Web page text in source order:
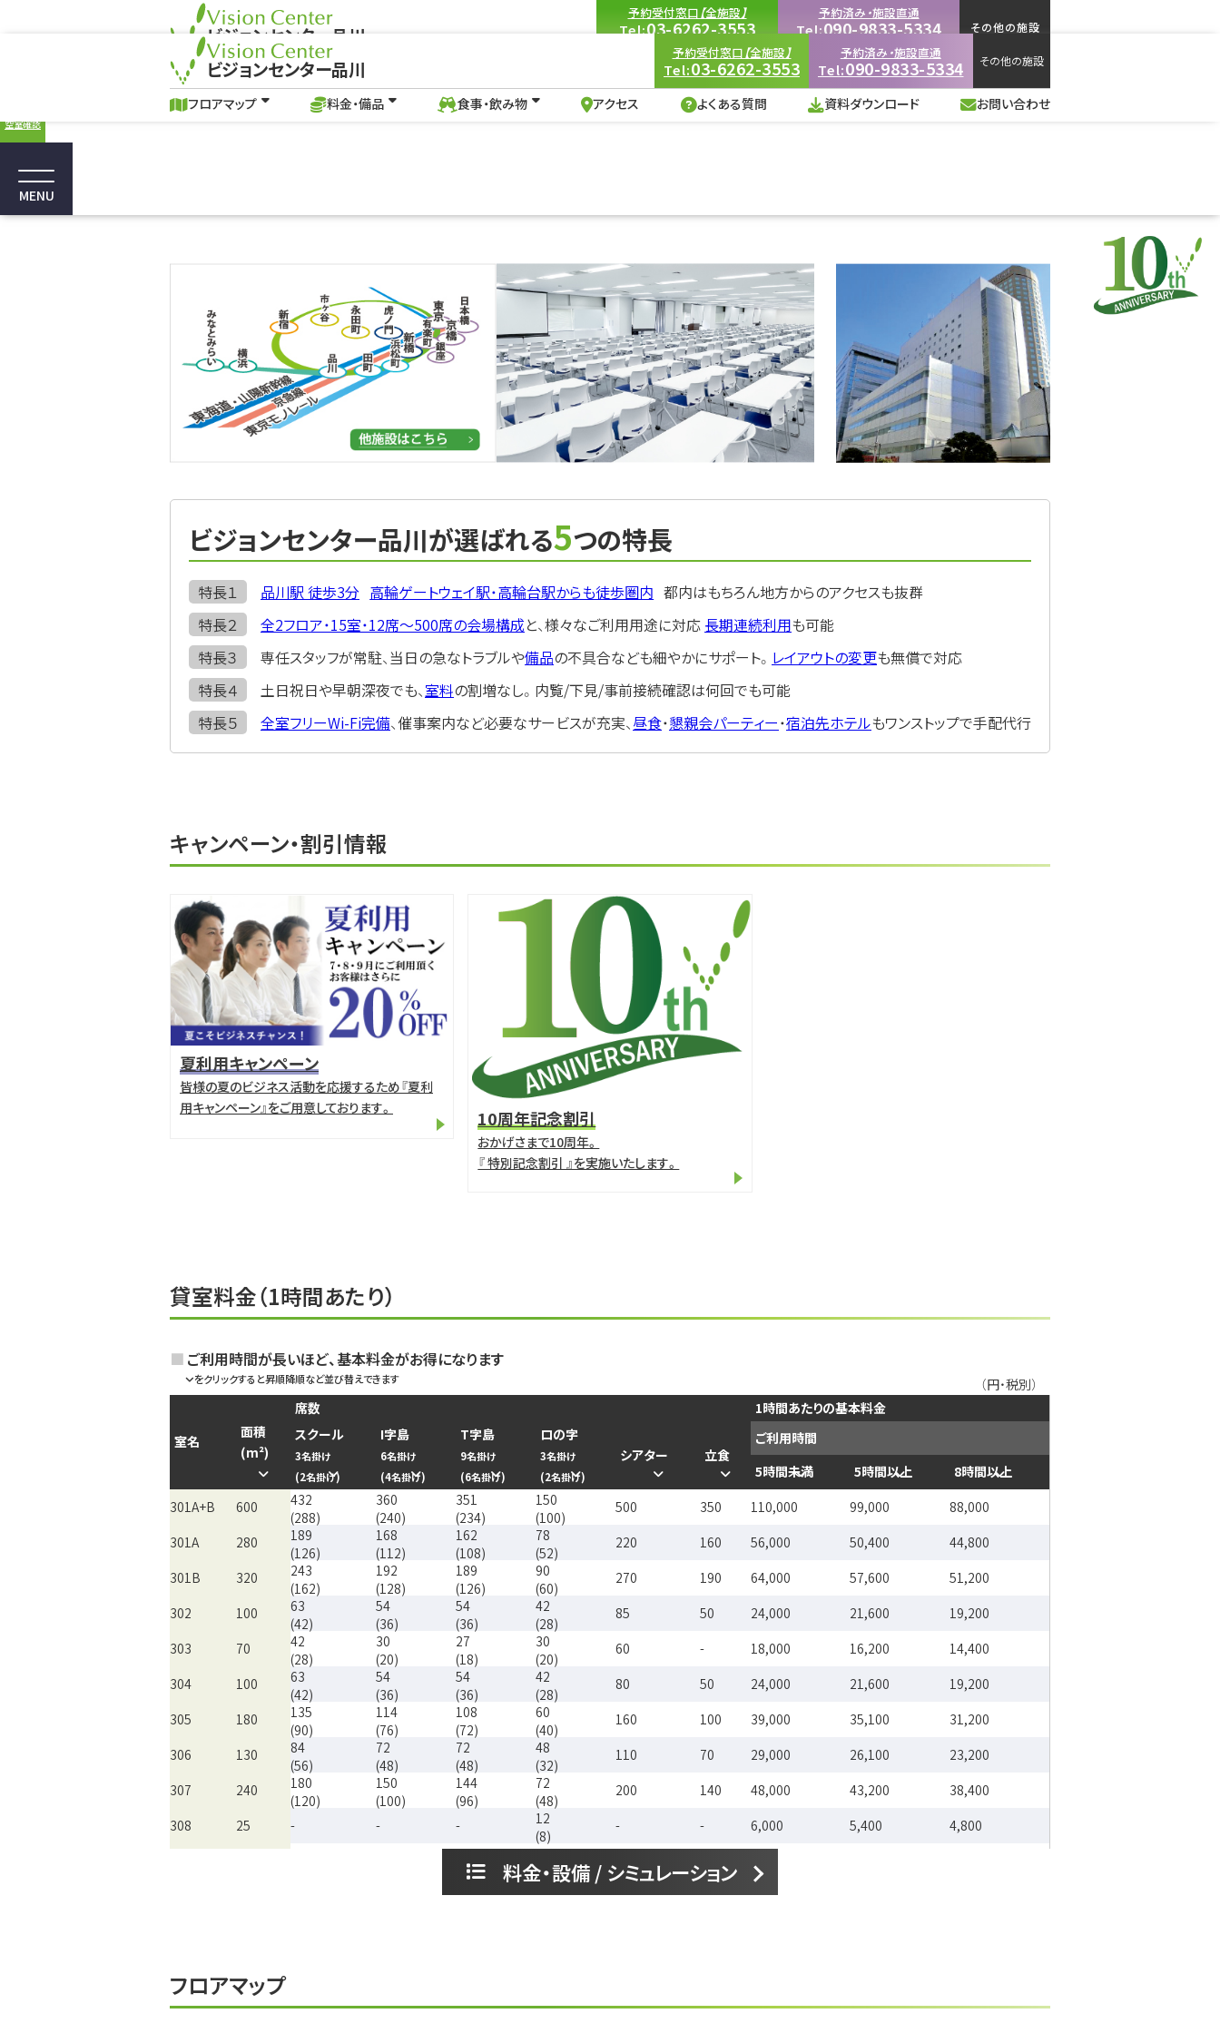
ビジョンセンター品川
予約受付窓口【全施設】
Tel:03-6262-3553
予約済み・施設直通
Tel:090-9833-5334 その他の施設
品川駅の貸し会議室、イベントホール｜ビジョンセンター品川
フロアマップ 料金・備品 よくある質問 資料ダウンロード お問い合わせ
空室確認
MENU
ビジョンセンター品川
予約受付窓口【全施設】
Tel:03-6262-3553
予約済み・施設直通
Tel:090-9833-5334 その他の施設
フロアマップ 料金・備品 食事・飲み物 アクセス よくある質問 資料ダウンロード お問い合わせ
Web会議やIT研修 CBT試験にも
オンラインに強い貸会議室・イベントホール
ビジョンセンター品川が選ばれる5つの特長
特長１ 品川駅 徒歩3分 高輪ゲートウェイ駅・高輪台駅からも徒歩圏内 都内はもちろん地方からのアクセスも抜群
特長２
全2フロア・15室・12席〜500席の会場構成と、様々なご利用用途に対応 長期連続利用も可能
特長３
専任スタッフが常駐、当日の急なトラブルや備品の不具合なども細やかにサポート。 レイアウトの変更も無償で対応
特長４
土日祝日や早朝深夜でも、室料の割増なし。内覧/下見/事前接続確認は何回でも可能
特長５
全室フリーWi-Fi完備、催事案内など必要なサービスが充実、昼食・懇親会パーティー・宿泊先ホテルもワンストップで手配代行
キャンペーン・割引情報
夏利用キャンペーン
皆様の夏のビジネス活動を応援するため『夏利
用キャンペーン』をご用意しております。
10周年記念割引
おかげさまで10周年。
『 特別記念割引 』を実施いたします。
貸室料金（1時間あたり）
ご利用時間が長いほど、基本料金がお得になります
をクリックすると昇順降順など並び替えできます （円・税別）
室名
面積
(m²)
席数
1時間あたりの基本料金
スクール
3名掛け
(2名掛け)
I字島
6名掛け
(4名掛け)
T字島
9名掛け
(6名掛け)
ロの字
3名掛け
(2名掛け)
シアター 立食
ご利用時間
5時間未満
5時間以上
8時間以上
301A+B
600
432
(288)
360
(240)
351
(234)
150
(100)
500 350 110,000 99,000
88,000
301A
280
189
(126)
168
(112)
162
(108)
78
(52)
220 160 56,000 50,400
44,800
301B
320
243
(162)
192
(128)
189
(126)
90
(60)
270 190 64,000 57,600
51,200
302
100
63
(42)
54
(36)
54
(36)
42
(28)
85 50 24,000 21,600
19,200
303
70
42
(28)
30
(20)
27
(18)
30
(20)
60 - 18,000 16,200
14,400
304
100
63
(42)
54
(36)
54
(36)
42
(28)
80 50 24,000 21,600
19,200
305
180
135
(90)
114
(76)
108
(72)
60
(40)
160 100 39,000 35,100
31,200
306
130
84
(56)
72
(48)
72
(48)
48
(32)
110 70 29,000 26,100
23,200
307
240
180
(120)
150
(100)
144
(96)
72
(48)
200 140 48,000 43,200
38,400
308
25 - - -
12
(8)
- - 6,000 5,400
4,800
135
(90)
60
(40)
160 41,000
100 60 28,000
205
40
(24)
(12)
(12)
(16)
45 - 10,000 9,000
8,000
料金・設備 / シミュレーション
フロアマップ